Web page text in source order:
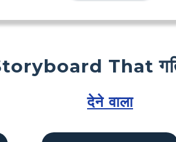
That
देने वाला